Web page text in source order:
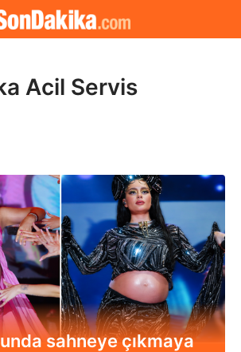
Acil Servis
sahneye çıkmaya